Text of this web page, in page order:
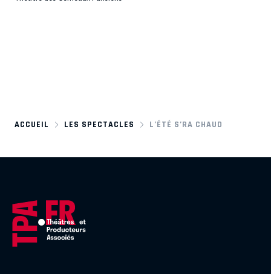
ACCUEIL LES SPECTACLES L’ÉTÉ S’RA CHAUD